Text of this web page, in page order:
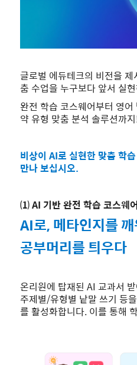
글로벌 에듀테크의 비전을
춤 수업을 누구보다 앞서 실
완전 학습 코스웨어부터 영
약 유형 맞춤 분석 솔루션까
비상이 AI로 실현한 맞춤 학
만나 보십시오.
⑴ AI 기반 완전 학습 코스웨어
AI로, 메타인지를 깨
공부머리를 틔우다
온리원에 탑재된 AI 교과서
주제별/유형별 낱말 쓰기 등
를 활성화합니다. 이를 통해